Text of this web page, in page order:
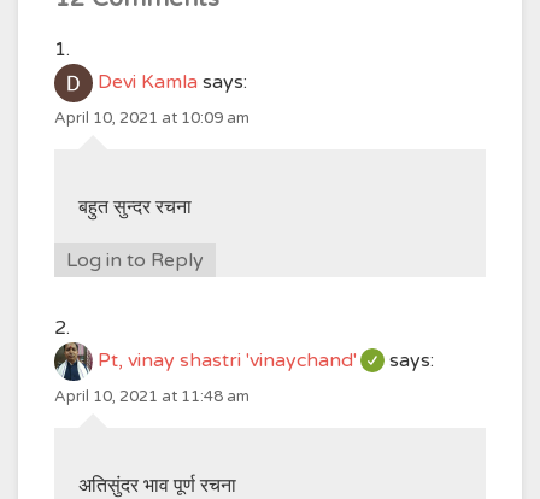
Devi Kamla says:
April 10, 2021 at 10:09 am
बहुत सुन्दर रचना
Log in to Reply
Pt, vinay shastri 'vinaychand' says:
April 10, 2021 at 11:48 am
अतिसुंदर भाव पूर्ण रचना